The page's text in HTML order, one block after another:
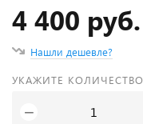
4 400 руб.
Нашли дешевле?
УКАЖИТЕ КОЛИЧЕСТВО
−